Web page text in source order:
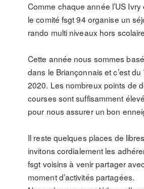
Comme chaque année l’US
le comité fsgt 94 organise un
rando multi niveaux hors
Cette année nous sommes
dans le Briançonnais et c’est
2020. Les nombreux points de
courses sont suffisamment
pour nous assurer un bon
Il reste quelques places de
invitons cordialement les
fsgt voisins à venir partager
moment d’activités partagées.